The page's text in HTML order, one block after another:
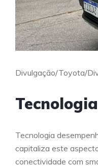
Divulgação/Toyota/
Tecnologia
capitaliza este
conectividade com